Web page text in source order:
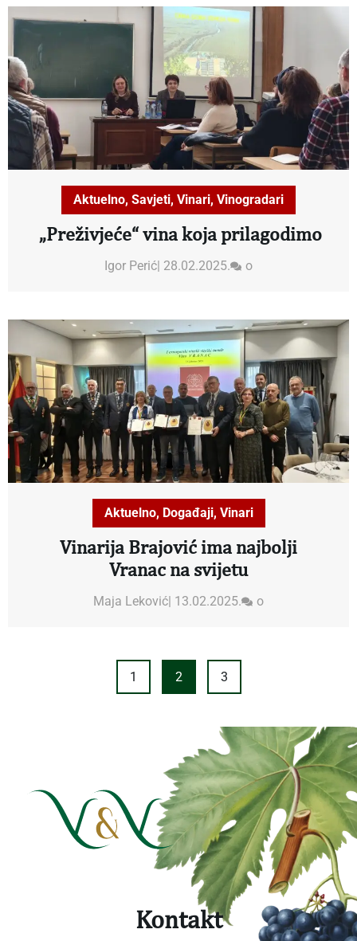
Aktuelno, Savjeti, Vinari, Vinogradari
„Preživjeće“ vina koja prilagodimo
Igor Perić| 28.02.2025. o
Aktuelno, Događaji, Vinari
Vinarija Brajović ima najbolji
Vranac na svijetu
Maja Leković| 13.02.2025. o
1 2 3
Kontakt